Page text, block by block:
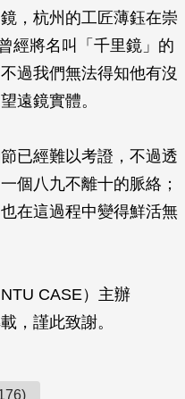
，杭州的工匠薄鈺在崇
經將名叫「千里鏡」的
過我們無法得知他有沒
遠鏡實體。
已經難以考證，不過透
個八九不離十的脈絡；
在這過程中變得鮮活無
CASE）主辦
，謹此致謝。